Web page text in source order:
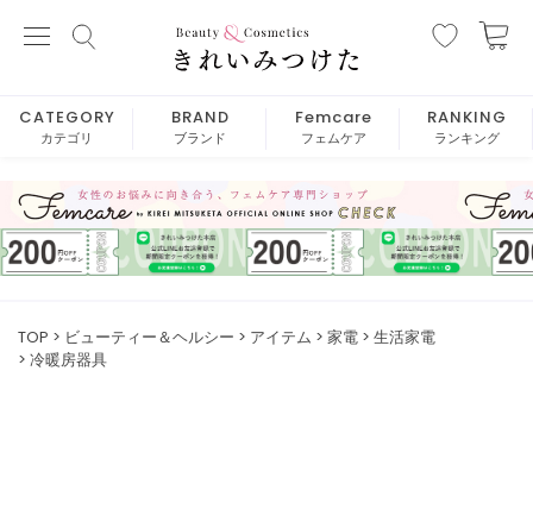
CATEGORY
カテゴリ
BRAND
ブランド
Femcare
フェムケア
RANKING
ランキング
TOP ビューティー＆ヘルシー アイテム 家電
生活家電
冷暖房器具